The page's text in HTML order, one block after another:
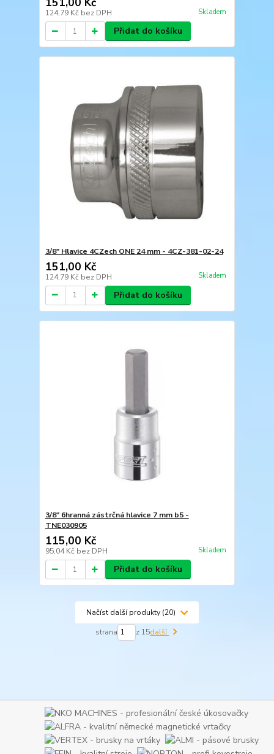
124,79 Kč bez DPH Skladem
Přidat do košíku
3/8" Hlavice 4CZech ONE 24 mm - 4CZ-381-02-24
151,00 Kč
124,79 Kč bez DPH Skladem
Přidat do košíku
3/8" 6hranná zástrčná hlavice 7 mm b5 -
TNE030905
115,00 Kč
95,04 Kč bez DPH Skladem
Přidat do košíku
Načíst další produkty (20)
strana z 15další